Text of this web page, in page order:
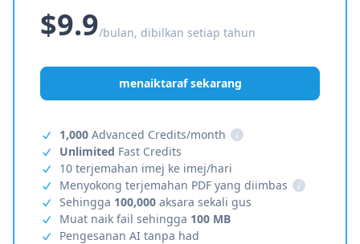
$9.9/bulan, dibilkan setiap tahun
menaiktaraf sekarang
1,000 Advanced Credits/month
i
Unlimited Fast Credits
10 terjemahan imej ke imej/hari
Menyokong terjemahan PDF yang diimbas
i
Sehingga 100,000 aksara sekali gus
Muat naik fail sehingga 100 MB
Pengesanan AI tanpa had